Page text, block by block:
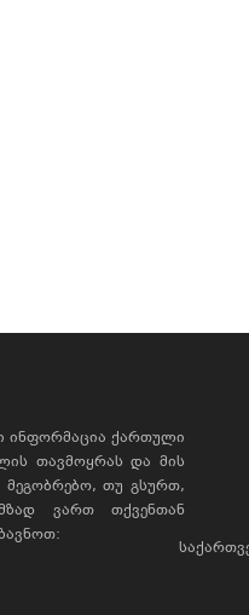
ინფორმაცია ქართული
თავმოყრას და მის
მეგობრებო, თუ გსურთ,
ვართ თქვენთან